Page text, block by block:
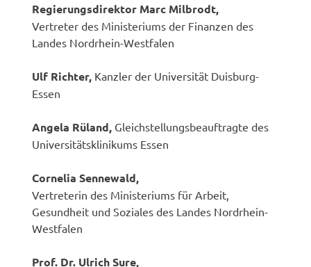
Regierungsdirektor Marc Milbrodt,
Vertreter des Ministeriums der Finanzen des
Landes Nordrhein-Westfalen
Ulf Richter, Kanzler der Universität Duisburg-
Essen
Angela Rüland, Gleichstellungsbeauftragte des
Universitätsklinikums Essen
Cornelia Sennewald,
Vertreterin des Ministeriums für Arbeit,
Gesundheit und Soziales des Landes Nordrhein-
Westfalen
Prof. Dr. Ulrich Sure,